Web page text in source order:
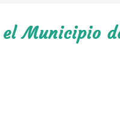
Municipio